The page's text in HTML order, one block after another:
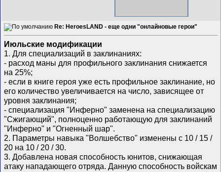
Re: HeroesLAND - еще одни "онлайновые герои"
Июльские модификации
1. Для специализаций в заклинаниях:
- расход маны для профильного заклинания снижается
на 25%;
- если в книге героя уже есть профильное заклинание, но
его количество увеличивается на число, зависящее от
уровня заклинания;
- специализация "Инферно" заменена на специализацию
"Сжигающий", полноценно работающую для заклинаний
"Инферно" и "Огненный шар".
2. Параметры навыка "Волшебство" изменены с 10 / 15 /
20 на 10 / 20 / 30.
3. Добавлена новая способность юнитов, снижающая
атаку нападающего отряда. Данную способность войскам